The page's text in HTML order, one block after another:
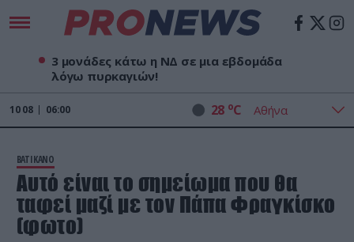
3 μονάδες κάτω η ΝΔ σε μια εβδομάδα
λόγω πυρκαγιών!
10 08 06:00 28 oC
ΒΑΤΙΚΑΝΟ
Αυτό είναι το σημείωμα που θα
ταφεί μαζί με τον Πάπα Φραγκίσκο
(φωτο)